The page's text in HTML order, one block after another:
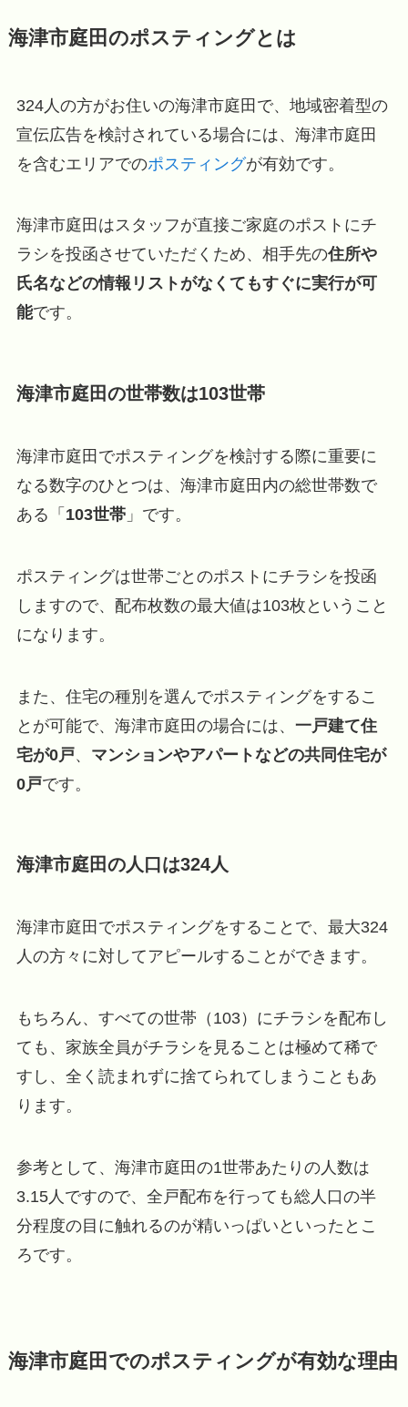
海津市庭田のポスティングとは
324人の方がお住いの海津市庭田で、地域密着型の
宣伝広告を検討されている場合には、海津市庭田
を含むエリアでのポスティングが有効です。
海津市庭田はスタッフが直接ご家庭のポストにチ
ラシを投函させていただくため、相手先の住所や
氏名などの情報リストがなくてもすぐに実行が可
能です。
海津市庭田の世帯数は103世帯
海津市庭田でポスティングを検討する際に重要に
なる数字のひとつは、海津市庭田内の総世帯数で
ある「 103世帯」です。
ポスティングは世帯ごとのポストにチラシを投函
しますので、配布枚数の最大値は103枚ということ
になります。
また、住宅の種別を選んでポスティングをするこ
とが可能で、海津市庭田の場合には、 一戸建て住
宅が0戸、 マンションやアパートなどの共同住宅が
0戸です。
海津市庭田の人口は324人
海津市庭田でポスティングをすることで、最大324
人の方々に対してアピールすることができます。
もちろん、すべての世帯（103）にチラシを配布し
ても、家族全員がチラシを見ることは極めて稀で
すし、全く読まれずに捨てられてしまうこともあ
ります。
参考として、海津市庭田の1世帯あたりの人数は
3.15人ですので、全戸配布を行っても総人口の半
分程度の目に触れるのが精いっぱいといったとこ
ろです。
海津市庭田でのポスティングが有効な理由